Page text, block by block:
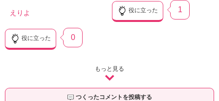
えりよ
役に立った 0
役に立った 1
もっと見る
つくったコメントを投稿する